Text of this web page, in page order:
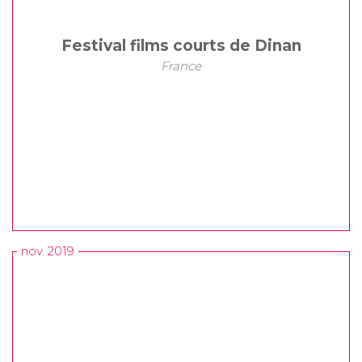
Festival films courts de Dinan
France
nov. 2019